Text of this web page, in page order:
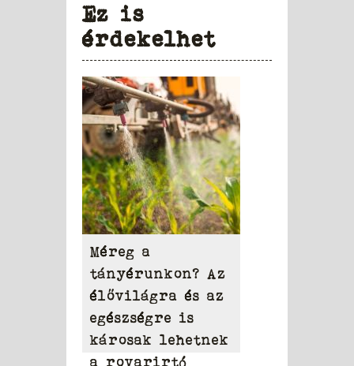
Ez is
érdekelhet
Méreg a
tányérunkon? Az
élővilágra és az
egészségre is
károsak lehetnek
a rovarirtó